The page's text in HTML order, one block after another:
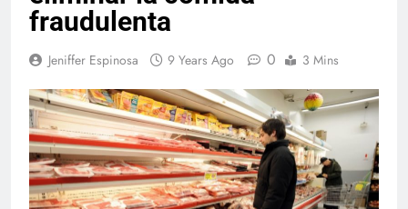
fraudulenta
Jeniffer Espinosa 9 Years Ago 0 3 Mins